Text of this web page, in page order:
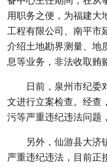
用职务之便，为福建大
工程有限公司、南平市
介绍土地勘界测量、地
息等业务，非法收取贿
日前，泉州市纪委
文进行立案检查。经查
污等严重违纪违法问题
另外，仙游县大济
严重违纪违法，目前